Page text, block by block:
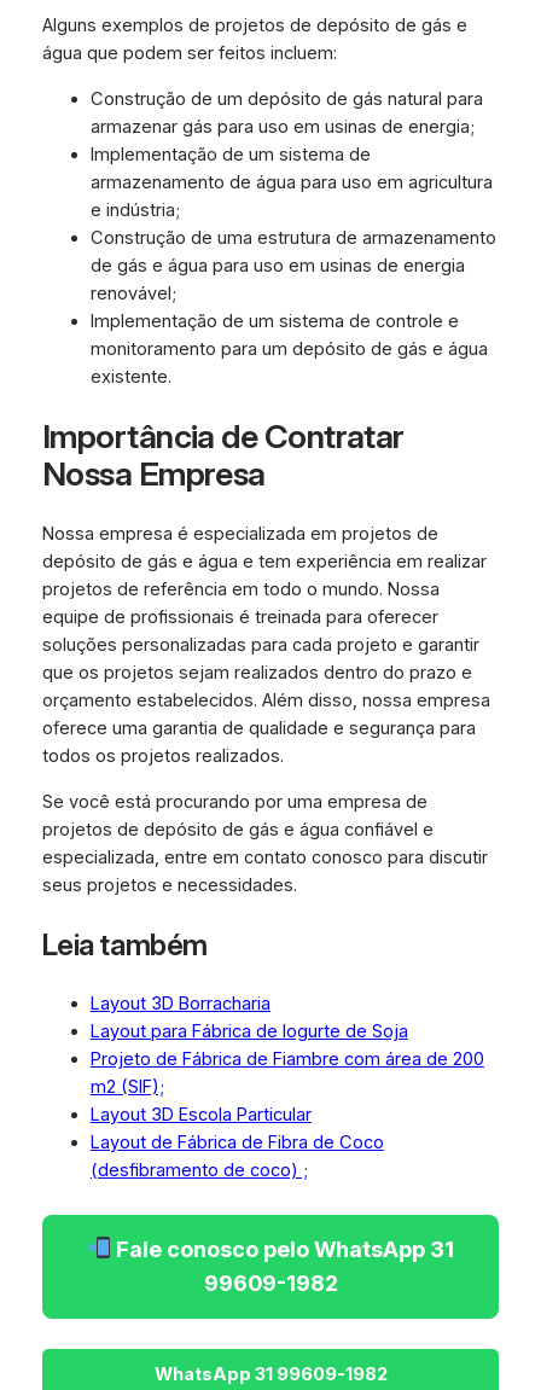
Alguns exemplos de projetos de depósito de gás e
água que podem ser feitos incluem:
Construção de um depósito de gás natural para
armazenar gás para uso em usinas de energia;
Implementação de um sistema de
armazenamento de água para uso em agricultura
e indústria;
Construção de uma estrutura de armazenamento
de gás e água para uso em usinas de energia
renovável;
Implementação de um sistema de controle e
monitoramento para um depósito de gás e água
existente.
Importância de Contratar
Nossa Empresa
Nossa empresa é especializada em projetos de
depósito de gás e água e tem experiência em realizar
projetos de referência em todo o mundo. Nossa
equipe de profissionais é treinada para oferecer
soluções personalizadas para cada projeto e garantir
que os projetos sejam realizados dentro do prazo e
orçamento estabelecidos. Além disso, nossa empresa
oferece uma garantia de qualidade e segurança para
todos os projetos realizados.
Se você está procurando por uma empresa de
projetos de depósito de gás e água confiável e
especializada, entre em contato conosco para discutir
seus projetos e necessidades.
Leia também
Layout 3D Borracharia
Layout para Fábrica de Iogurte de Soja
Projeto de Fábrica de Fiambre com área de 200
m2 (SIF);
Layout 3D Escola Particular
Layout de Fábrica de Fibra de Coco
(desfibramento de coco) ;
Fale conosco pelo WhatsApp 31
99609-1982